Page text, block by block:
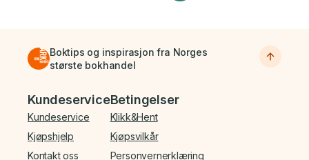
Boktips og inspirasjon fra Norges
største bokhandel
Bunnmeny
Kundeservice
Kundeservice
Kjøpshjelp
Kontakt oss
Betingelser
Klikk&Hent
Kjøpsvilkår
Personvernerklæring